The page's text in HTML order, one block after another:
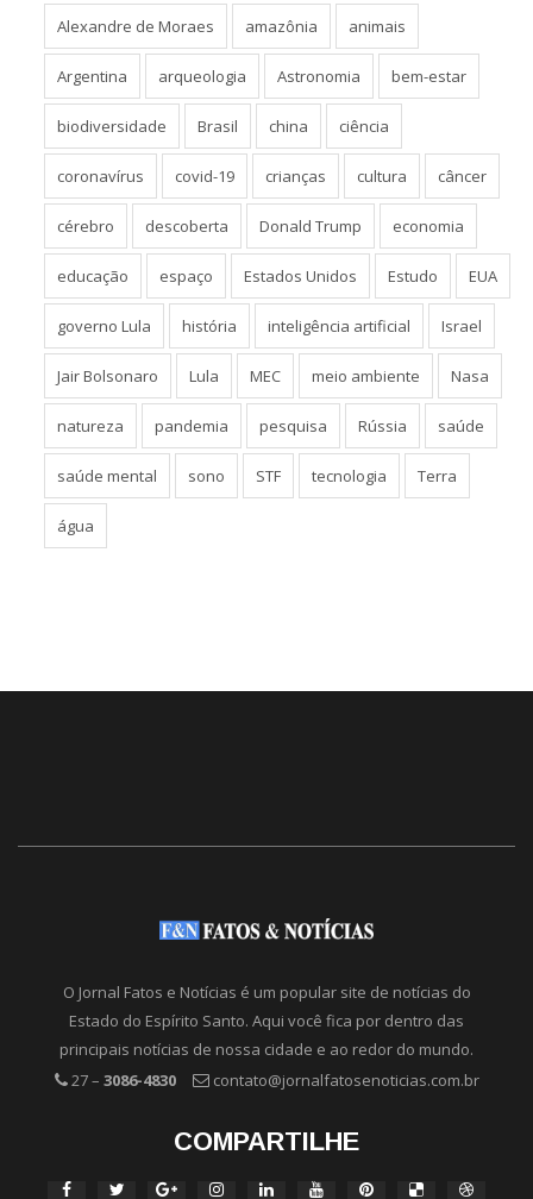
Alexandre de Moraes amazônia animais
Argentina arqueologia Astronomia bem-estar
biodiversidade Brasil china ciência
coronavírus covid-19 crianças cultura câncer
cérebro descoberta Donald Trump economia
educação espaço Estados Unidos Estudo EUA
governo Lula história inteligência artificial Israel
Jair Bolsonaro Lula MEC meio ambiente Nasa
natureza pandemia pesquisa Rússia saúde
saúde mental sono STF tecnologia Terra
água
O Jornal Fatos e Notícias é um popular site de notícias do
Estado do Espírito Santo. Aqui você fica por dentro das
principais notícias de nossa cidade e ao redor do mundo.
27 – 3086-4830 contato@jornalfatosenoticias.com.br
COMPARTILHE